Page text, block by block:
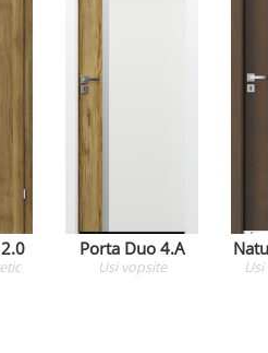
Porta Duo 4.A
Usi vopsite Usi